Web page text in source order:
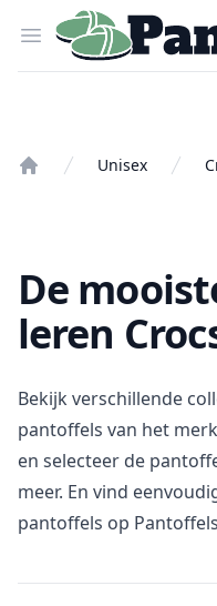
Open menu
Pantoffels.nl
Unisex
De
leren
Bekijk verschillende
pantoffels van het
en selecteer de
meer. En vind
pantoffels op